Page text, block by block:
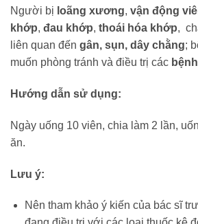
Người bị loãng xương, vận động
khớp, đau khớp, thoái hóa khớp,
liên quan đến gân, sụn, dây chằng;
muốn phòng tránh và điều trị các
Hướng dẫn sử dụng:
Ngày uống 10 viên, chia làm 2 lần,
ăn.
Lưu ý:
Nên tham khảo ý kiến của bác sĩ